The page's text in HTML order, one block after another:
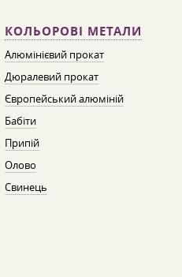
КОЛЬОРОВІ МЕТАЛИ
Алюмінієвий прокат
Дюралевий прокат
Європейський алюміній
Бабіти
Припій
Олово
Свинець